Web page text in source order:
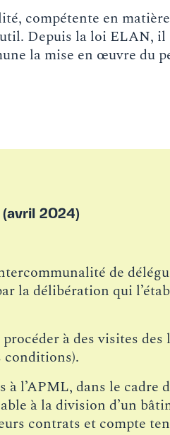
compétente en
Depuis la loi ELAN, il
la mise en œuvre du
2024)
de
la délibération qui
à des visites des
conditions).
à l’APML, dans le cadre
à la division d’un
contrats et compte